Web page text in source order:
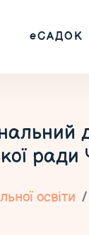
еСАДОК
ради
освіти